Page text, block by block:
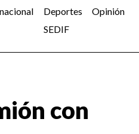
Deportes
Opinión
SEDIF
con